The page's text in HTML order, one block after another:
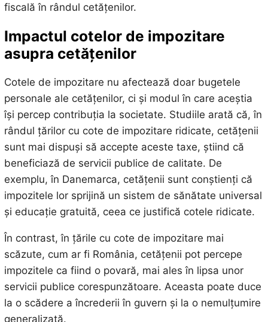
fiscală în rândul cetățenilor.
Impactul cotelor de impozitare
asupra cetățenilor
Cotele de impozitare nu afectează doar bugetele
personale ale cetățenilor, ci și modul în care aceștia
își percep contribuția la societate. Studiile arată că, în
rândul țărilor cu cote de impozitare ridicate, cetățenii
sunt mai dispuși să accepte aceste taxe, știind că
beneficiază de servicii publice de calitate. De
exemplu, în Danemarca, cetățenii sunt conștienți că
impozitele lor sprijină un sistem de sănătate universal
și educație gratuită, ceea ce justifică cotele ridicate.
În contrast, în țările cu cote de impozitare mai
scăzute, cum ar fi România, cetățenii pot percepe
impozitele ca fiind o povară, mai ales în lipsa unor
servicii publice corespunzătoare. Aceasta poate duce
la o scădere a încrederii în guvern și la o nemulțumire
generalizată.